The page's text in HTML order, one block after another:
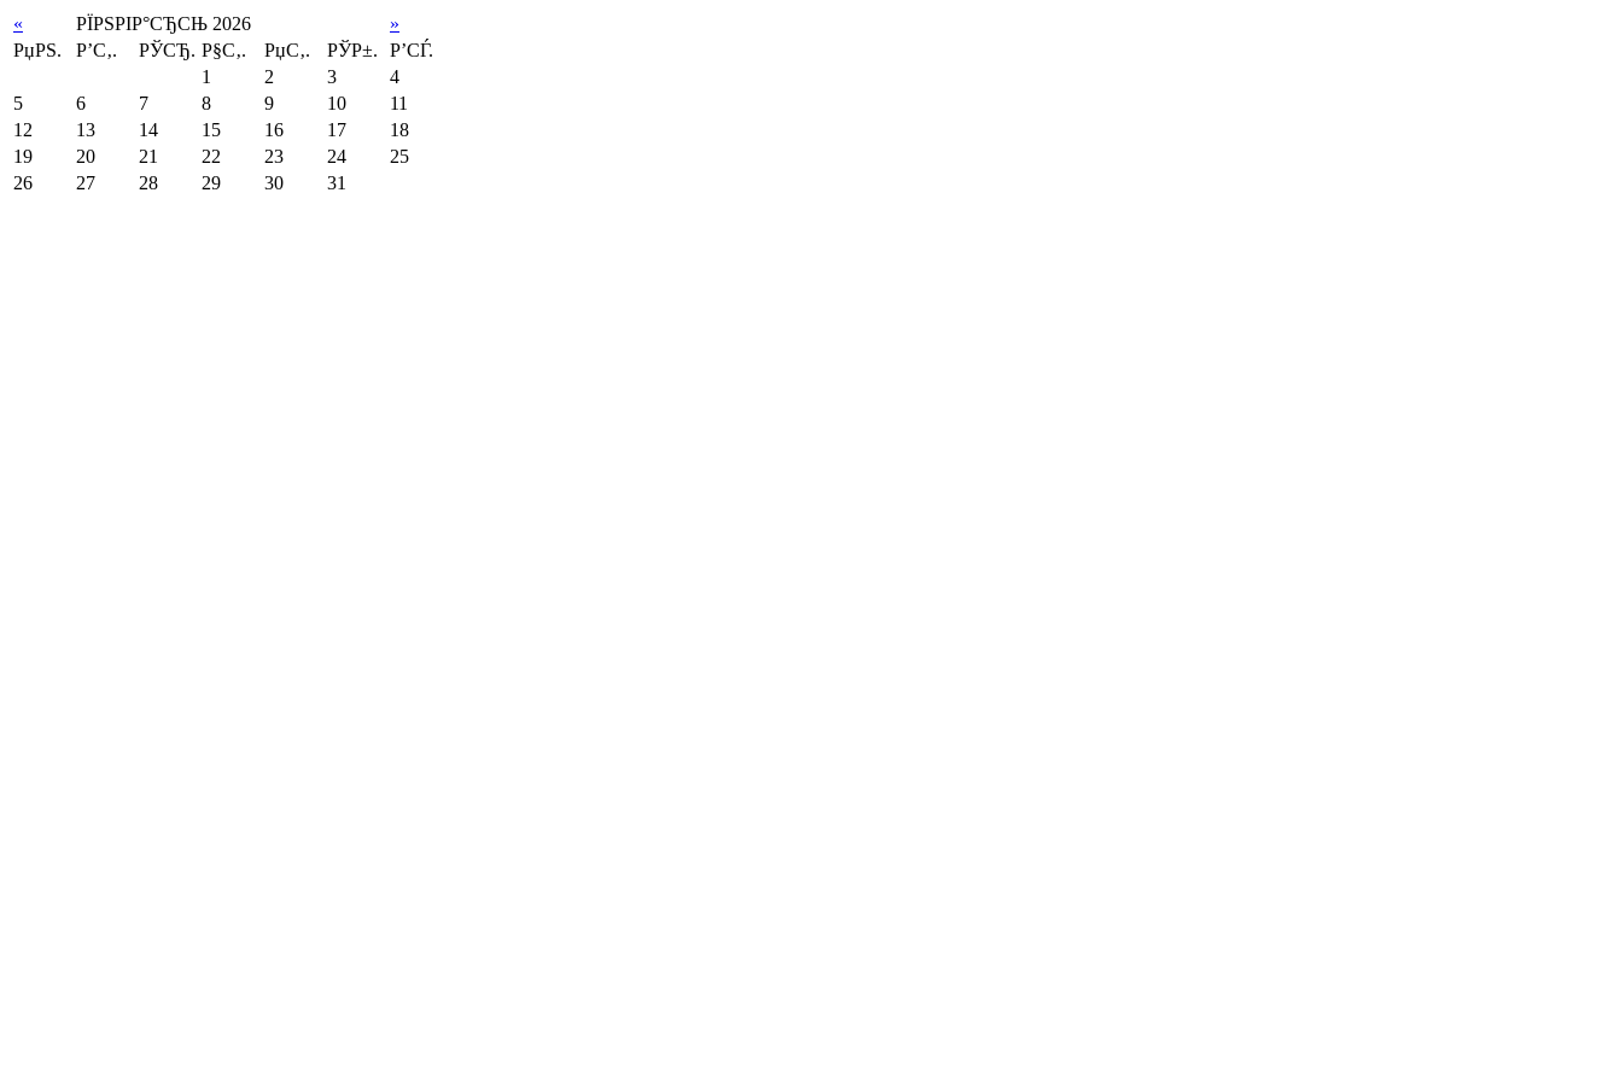
« РЇРЅРІР°СЂСЊ 2026
»
РџРЅ.
Р’С‚. РЎСЂ. Р§С‚. РџС‚. РЎР±.
Р’СЃ.
1
2 3
4
5
6 7 8 9 10
11
12
13 14 15 16 17
18
19
20 21 22 23 24
25
26
27 28 29 30 31